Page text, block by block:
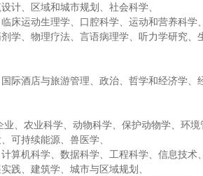
计、区域和城市规划、社会科学、
床运动生理学、口腔科学、运动和营养科
学、物理疗法、言语病理学、听力学研究
际酒店与旅游管理、政治、哲学和经济学、
业、农业科学、动物科学、保护动物学、环
可持续能源、兽医学、
算机科学、数据科学、工程科学、信息技术
践、建筑学、城市与区域规划、